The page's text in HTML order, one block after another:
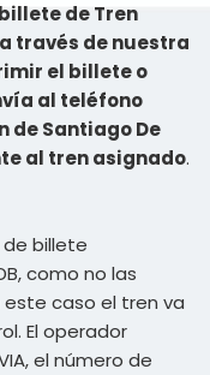
de Tren
través de nuestra
el billete o
al teléfono
de Santiago De
al tren asignado.
de billete
como no las
caso el tren va
El operador
el número de